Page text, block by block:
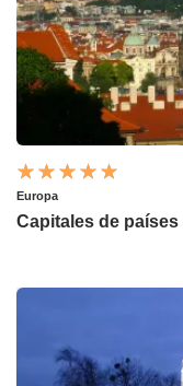
Europa
Capitales de